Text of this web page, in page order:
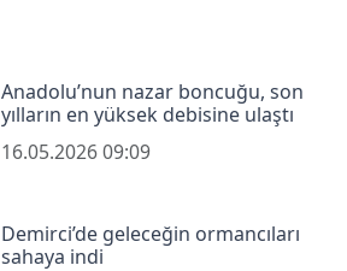
Anadolu’nun nazar boncuğu, son
yılların en yüksek debisine ulaştı
16.05.2026 09:09
Demirci’de geleceğin ormancıları
sahaya indi